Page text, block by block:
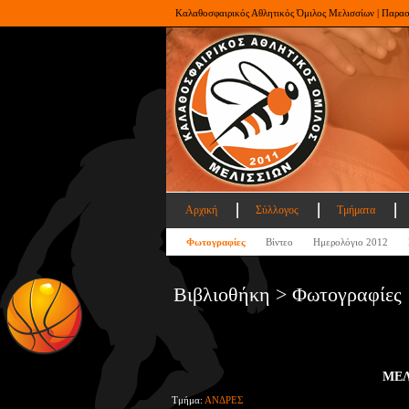
Καλαθοσφαιρικός Αθλητικός Όμιλος Μελισσίων |
Αρχική Σύλλογος Τμήματα
Φωτογραφίες Βίντεο Ημερολόγιο 2012
Βιβλιοθήκη > Φωτογραφίες
Τμήμα: ΑΝΔΡΕΣ